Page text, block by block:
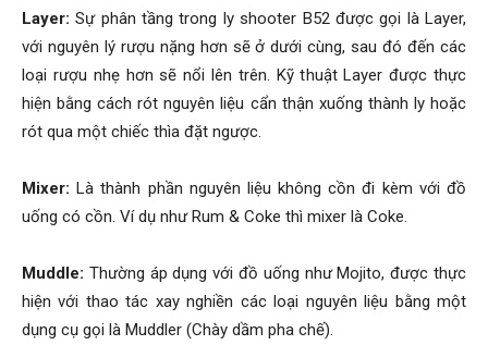
Layer:Sự phân tầng trong ly shooter B52 được gọi là Layer,
với nguyên lý rượu nặng hơn sẽ ở dưới cùng, sau đó đến các
loại rượu nhẹ hơn sẽ nổi lên trên. Kỹ thuật Layer được thực
hiện bằng cách rót nguyên liệu cẩn thận xuống thành ly hoặc
rót qua một chiếc thìa đặt ngược.
Mixer: Là thành phần nguyên liệu không cồn đi kèm với đồ
uống có cồn. Ví dụ như Rum & Coke thì mixer là Coke.
Muddle: Thường áp dụng với đồ uống như Mojito, được thực
hiện với thao tác xay nghiền các loại nguyên liệu bằng một
dụng cụ gọi là Muddler (Chày dầm pha chế).